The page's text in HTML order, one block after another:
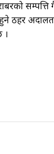
ठहर
।